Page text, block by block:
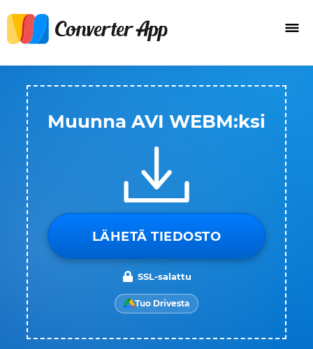
Muunna AVI WEBM:ksi
LÄHETÄ TIEDOSTO
SSL-salattu
Tuo Drivesta